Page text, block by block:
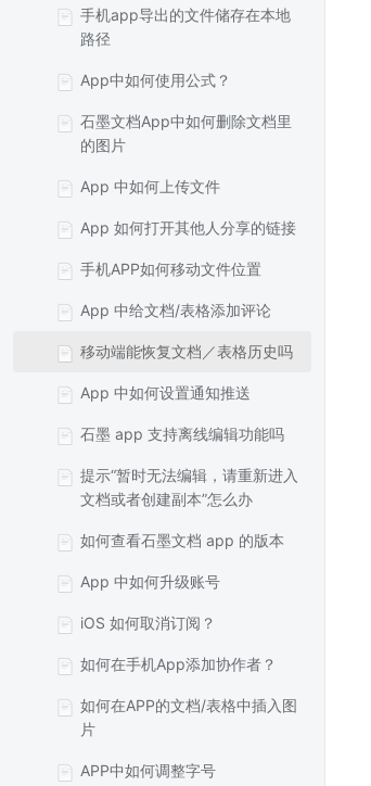
手机app导出的文件储存在本地
路径
App中如何使用公式？
石墨文档App中如何删除文档里
的图片
App 中如何上传文件
App 如何打开其他人分享的链接
手机APP如何移动文件位置
App 中给文档/表格添加评论
移动端能恢复文档／表格历史吗
App 中如何设置通知推送
石墨 app 支持离线编辑功能吗
提示“暂时无法编辑，请重新进入
文档或者创建副本”怎么办
如何查看石墨文档 app 的版本
App 中如何升级账号
iOS 如何取消订阅？
如何在手机App添加协作者？
如何在APP的文档/表格中插入图
片
APP中如何调整字号